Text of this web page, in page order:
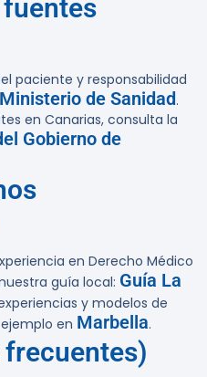
fuentes
paciente y responsabilidad
Ministerio de Sanidad.
en Canarias, consulta la
Gobierno de
en Derecho Médico
guía local: Guía La
y modelos de
en Marbella.
frecuentes)